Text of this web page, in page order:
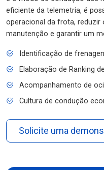
eficiente da telemetria, é
operacional da frota,
manutenção e garantir um
Identificação de
Elaboração de Ranking
Acompanhamento de
Cultura de condução
Solicite uma